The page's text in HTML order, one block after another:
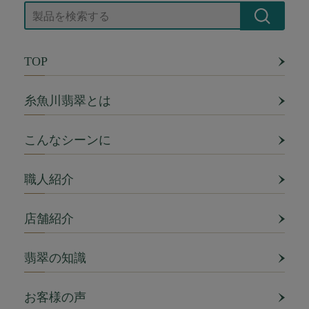
TOP
糸魚川翡翠とは
こんなシーンに
職人紹介
店舗紹介
翡翠の知識
お客様の声